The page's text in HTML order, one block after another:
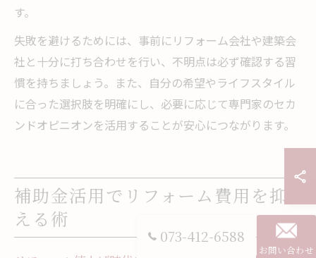
す。
失敗を避けるためには、事前にリフォーム会社や建築会
社と十分に打ち合わせを行い、不明点は必ず確認する習
慣を持ちましょう。また、自分の希望やライフスタイル
に合った選択肢を明確にし、必要に応じて専門家のセカ
ンドオピニオンを活用することが安心につながります。
補助金活用でリフォーム費用を抑
える術
073-412-6588
お問い合わせ